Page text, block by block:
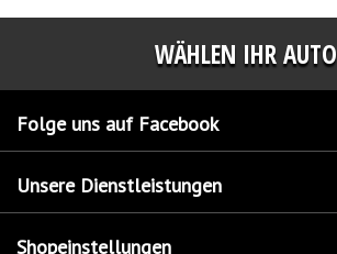
WÄHLEN IHR AUTO
Folge uns auf Facebook
Unsere Dienstleistungen
Shopeinstellungen